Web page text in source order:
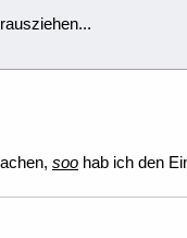
soo hab ich den